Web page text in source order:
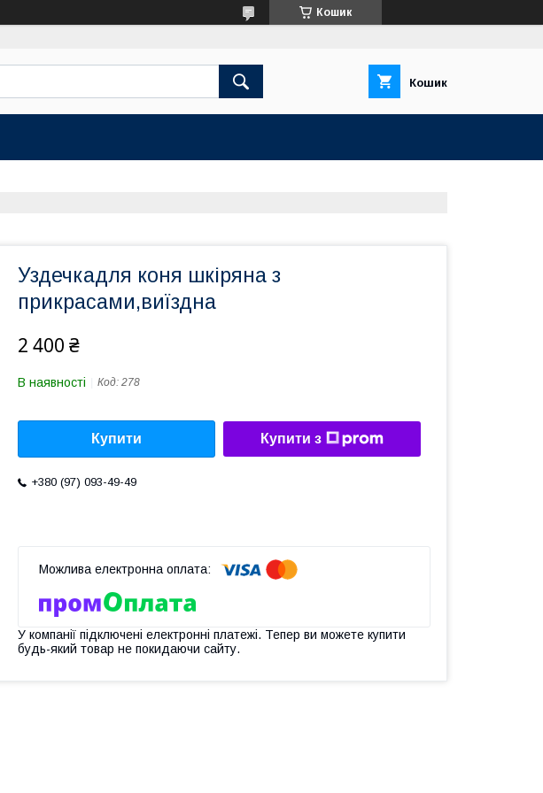
Кошик
Кошик
Уздечкадля коня шкіряна з
прикрасами,виїздна
2 400 ₴
В наявності Код: 278
Купити Купити з
+380 (97) 093-49-49
У компанії підключені електронні платежі. Тепер ви можете купити
будь-який товар не покидаючи сайту.